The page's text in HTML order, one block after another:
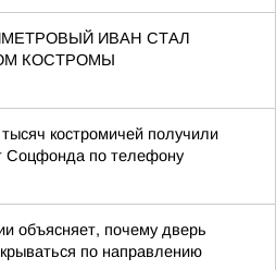
ИВАН СТАЛ
КОСТРОМЫ
костромичей получили
Соцфонда по телефону
объясняет, почему дверь
по направлению